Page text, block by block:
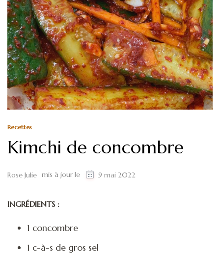
Recettes
Kimchi de concombre
Rose Julie mis à jour le 9 mai 2022
INGRÉDIENTS :
1 concombre
1 c-à-s de gros sel